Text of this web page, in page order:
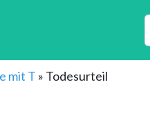
mit T » Todesurteil